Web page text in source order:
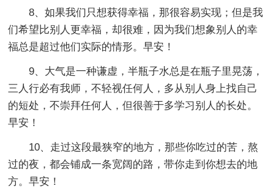
8、如果我们只想获得幸福，那很容易实现；但是我
们希望比别人更幸福，却很难，因为我们想象别人的幸
福总是超过他们实际的情形。早安！
9、大气是一种谦虚，半瓶子水总是在瓶子里晃荡，
三人行必有我师，不轻视任何人，多从别人身上找自己
的短处，不崇拜任何人，但很善于多学习别人的长处。
早安！
10、走过这段最狭窄的地方，那些你吃过的苦，熬
过的夜，都会铺成一条宽阔的路，带你走到你想去的地
方。早安！